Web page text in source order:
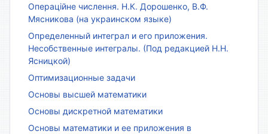
Операційне числення. Н.К. Дорошенко, В.Ф.
Мясникова (на украинском языке)
Определенный интеграл и его приложения.
Несобственные интегралы. (Под редакцией Н.Н.
Ясницкой)
Оптимизационные задачи
Основы высшей математики
Основы дискретной математики
Основы математики и ее приложения в